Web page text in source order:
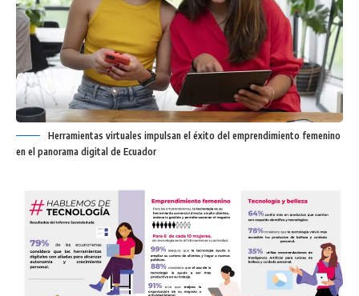
Herramientas virtuales impulsan el éxito del emprendimiento femenino
en el panorama digital de Ecuador